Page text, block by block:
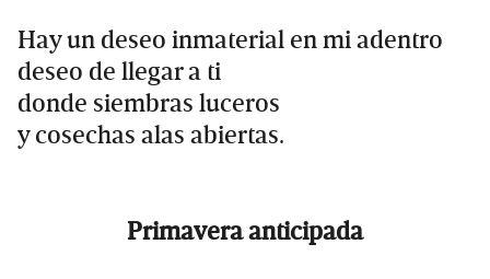
Hay un deseo inmaterial en mi adentro
deseo de llegar a ti
donde siembras luceros
y cosechas alas abiertas.
Primavera anticipada